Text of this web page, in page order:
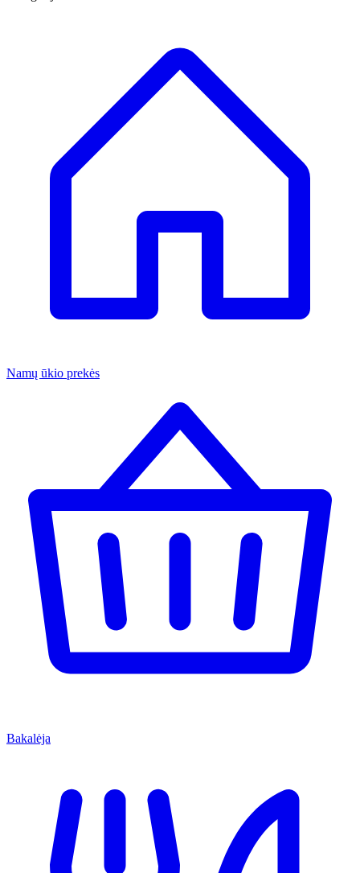
Namų ūkio prekės
Bakalėja